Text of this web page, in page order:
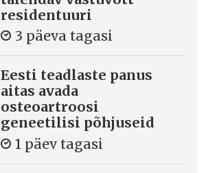
residentuuri
3 päeva tagasi
Eesti teadlaste panus
aitas avada
osteoartroosi
geneetilisi põhjuseid
1 päev tagasi